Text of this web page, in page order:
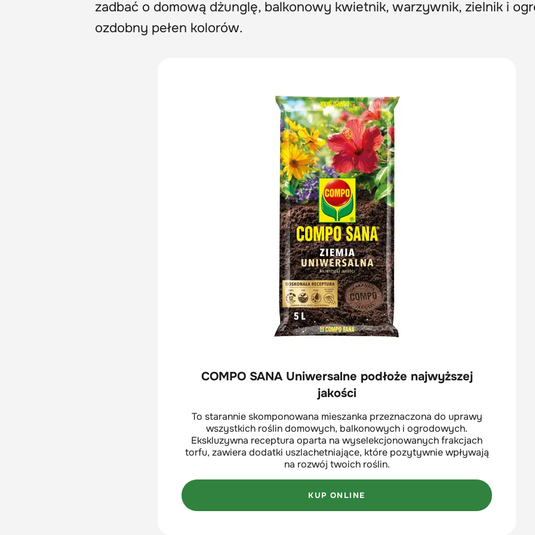
zadbać o domową dżunglę, balkonowy kwietnik, warzywnik, zielnik i
ozdobny pełen kolorów.
COMPO SANA Uniwersalne podłoże najwyższej
jakości
To starannie skomponowana mieszanka przeznaczona do uprawy
wszystkich roślin domowych, balkonowych i ogrodowych.
Ekskluzywna receptura oparta na wyselekcjonowanych frakcjach
torfu, zawiera dodatki uszlachetniające, które pozytywnie wpływają
na rozwój twoich roślin.
KUP ONLINE